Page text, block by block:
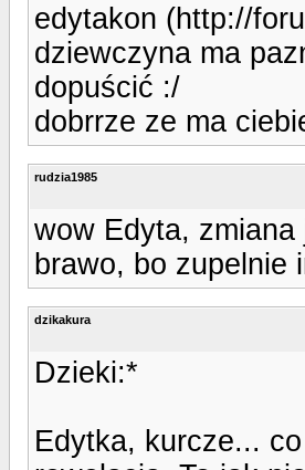
edytakon (http://
dziewczyna ma
dopuścić :/
dobrrze ze ma
rudzia1985
wow Edyta,
brawo, bo zupelnie
dzikakura
Dzieki:*
Edytka, kurcze...